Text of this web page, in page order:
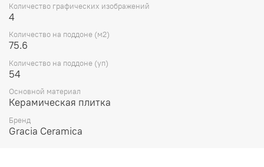
Количество графических изображений
4
Количество на поддоне (м2)
75.6
Количество на поддоне (уп)
54
Основной материал
Керамическая плитка
Бренд
Gracia Ceramica